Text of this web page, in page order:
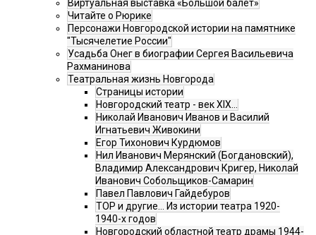
Виртуальная выставка «Большой балет»
Читайте о Рюрике
Персонажи Новгородской истории на памятнике
"Тысячелетие России"
Усадьба Онег в биографии Сергея Васильевича
Рахманинова
Театральная жизнь Новгорода
Страницы истории
Новгородский театр - век XIX…
Николай Иванович Иванов и Василий
Игнатьевич Живокини
Егор Тихонович Курдюмов
Нил Иванович Мерянский (Богдановский),
Владимир Александрович Кригер, Николай
Иванович Собольщиков-Самарин
Павел Павлович Гайдебуров
ТОР и другие… Из истории театра 1920-
1940-х годов
Новгородский областной театр драмы 1944-